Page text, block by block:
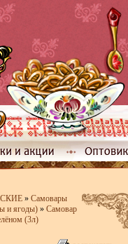
» Самовары
и ягоды)» Самовар
(3л)